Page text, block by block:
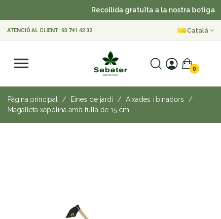
Recollida gratuïta a la nostra botiga
ATENCIÓ AL CLIENT: 93 741 42 32 Català
0
Pàgina principal Eines de jardí
Aixades i binadors
Magalleta xapolina amb fulla de 15 cm